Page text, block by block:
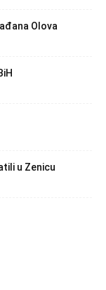
Olova
u Zenicu